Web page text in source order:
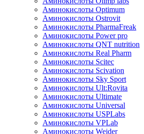
Аминокислоты Optimum
Аминокислоты Ostrovit
Аминокислоты PharmaFreak
Аминокислоты Power pro
Аминокислоты QNT nutrition
Аминокислоты Real Pharm
Аминокислоты Scitec
Аминокислоты Scivation
Аминокислоты Sky Sport
Аминокислоты Ult:Rovita
Аминокислоты Ultimate
Аминокислоты Universal
Аминокислоты USPLabs
Аминокислоты VPLab
Аминокислоты Weider